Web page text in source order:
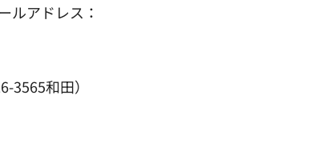
アドレス：
和田）